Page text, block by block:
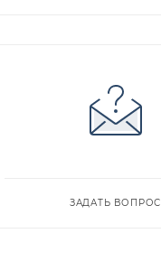
ЗАДАТЬ ВОПРОС